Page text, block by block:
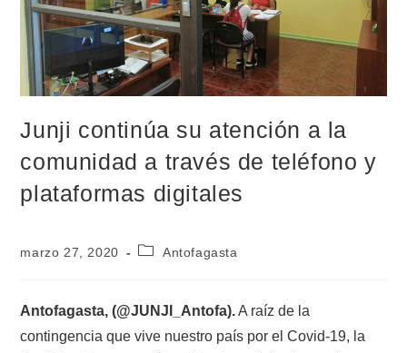
Junji continúa su atención a la
comunidad a través de teléfono y
plataformas digitales
marzo 27, 2020 Antofagasta
Antofagasta, (@JUNJI_Antofa).A raíz de la
contingencia que vive nuestro país por el Covid-19, la